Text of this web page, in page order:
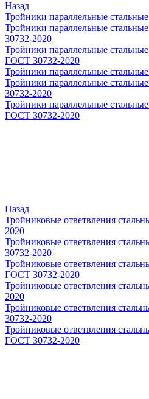
Назад
Тройники параллельные
Тройники параллельные
30732-2020
Тройники параллельные
ГОСТ 30732-2020
Тройники параллельные
Тройники параллельные
30732-2020
Тройники параллельные
ГОСТ 30732-2020
Назад
Тройниковые ответвления
2020
Тройниковые ответвления
30732-2020
Тройниковые ответвления
ГОСТ 30732-2020
Тройниковые ответвления
2020
Тройниковые ответвления
30732-2020
Тройниковые ответвления
ГОСТ 30732-2020